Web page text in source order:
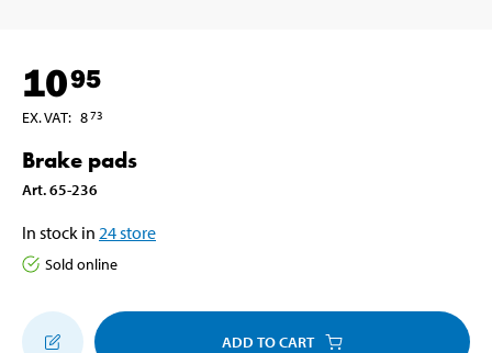
1095
EX. VAT: 873
Brake pads
Art.65-236
In stock in 24store
Sold online
ADD TO CART